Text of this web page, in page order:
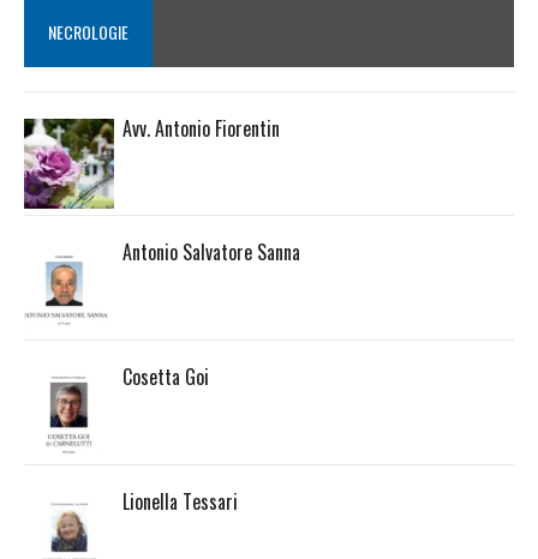
NECROLOGIE
Avv. Antonio Fiorentin
Antonio Salvatore Sanna
Cosetta Goi
Lionella Tessari